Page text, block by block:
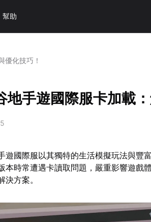
幫助
優化技巧！
地手遊國際服卡加載
遊國際服以其獨特的生活模擬玩法與豐
本時常遭遇卡讀取問題，嚴重影響遊戲
決方案。